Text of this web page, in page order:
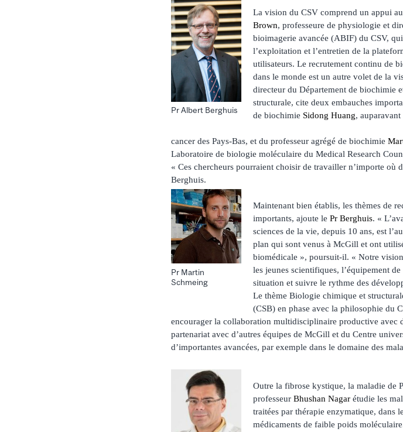
Pr Albert Berghuis
La vision du CSV comprend un appui
Brown, professeure de physiologie et
bioimagerie avancée (ABIF) du CSV,
l’exploitation et l’entretien de la
utilisateurs. Le recrutement continu de
dans le monde est un autre volet de la
directeur du Département de biochimie
structurale, cite deux embauches
de biochimie Sidong Huang,
cancer des Pays-Bas, et du professeur agrégé de biochimie
Laboratoire de biologie moléculaire du Medical Research
« Ces chercheurs pourraient choisir de travailler n’importe où
Berghuis.
Pr Martin
Schmeing
Maintenant bien établis, les thèmes de
importants, ajoute le Pr Berghuis. «
sciences de la vie, depuis 10 ans, est
plan qui sont venus à McGill et ont
biomédicale », poursuit-il. « Notre
les jeunes scientifiques, l’équipement
situation et suivre le rythme des
Le thème Biologie chimique et
(CSB) en phase avec la philosophie du
encourager la collaboration multidisciplinaire productive avec
partenariat avec d’autres équipes de McGill et du Centre
d’importantes avancées, par exemple dans le domaine des
Outre la fibrose kystique, la maladie de
professeur Bhushan Nagar étudie les
traitées par thérapie enzymatique, dans
médicaments de faible poids